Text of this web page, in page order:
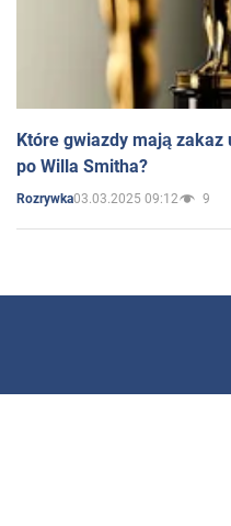
Które gwiazdy mają zakaz
po Willa Smitha?
Rozrywka03.03.2025 09:12 9